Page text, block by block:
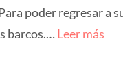
poder regresar a
barcos.…Leer más